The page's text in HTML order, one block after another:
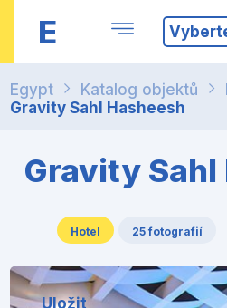
E
Egypt Katalog objektů
Gravity Sahl Hasheesh
Gravity Sahl
Hotel 25 fotografií
Uložit